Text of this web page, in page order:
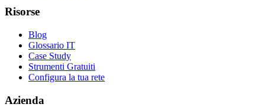
Risorse
Blog
Glossario IT
Case Study
Strumenti Gratuiti
Configura la tua rete
Azienda